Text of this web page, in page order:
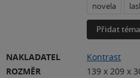
novela
Přidat téma
NAKLADATEL
Kontrast
ROZMĚR
139 x 209 x